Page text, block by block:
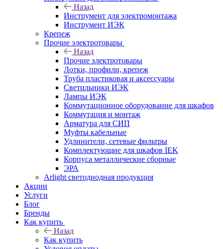
Назад
Инструмент для электромонтажа
Инструмент ИЭК
Крепеж
Прочие электротовары
Назад
Прочие электротовары
Лотки, профили, крепеж
Труба пластиковая и аксессуары
Светильники ИЭК
Лампы ИЭК
Коммутационное оборудование для шкафов
Коммутация и монтаж
Арматура для СИП
Муфты кабельные
Удлинители, сетевые фильтры
Комплектующие для шкафов IEK
Корпуса металлические сборные
ЭРА
Arlight светодиодная продукция
Акции
Услуги
Блог
Бренды
Как купить
Назад
Как купить